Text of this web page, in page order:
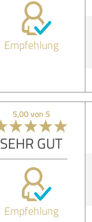
Empfehlung
5,00 von 5
SEHR GUT
Empfehlung